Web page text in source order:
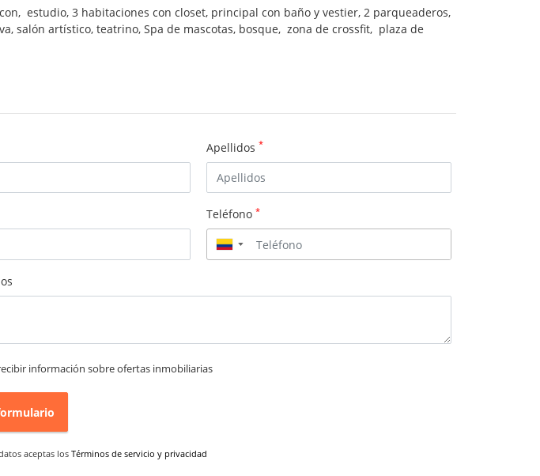
estudio, 3 habitaciones con closet, principal con baño y vestier, 2 parqueaderos,
salón artístico, teatrino, Spa de mascotas, bosque, zona de crossfit, plaza de
Apellidos *
Teléfono *
▼
información sobre ofertas inmobiliarias
aceptas losTérminos de servicio y privacidad